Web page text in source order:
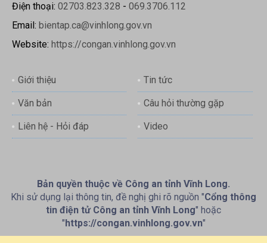
Điện thoại: 02703.823.328 - 069.3706.112
Email: bientap.ca@vinhlong.gov.vn
Website: https://congan.vinhlong.gov.vn
Giới thiệu Tin tức
Văn bản Câu hỏi thường gặp
Liên hệ - Hỏi đáp Video
Bản quyền thuộc về Công an tỉnh Vĩnh Long.
Khi sử dụng lại thông tin, đề nghị ghi rõ nguồn "Cổng thông
tin điện tử Công an tỉnh Vĩnh Long" hoặc
"https://congan.vinhlong.gov.vn"